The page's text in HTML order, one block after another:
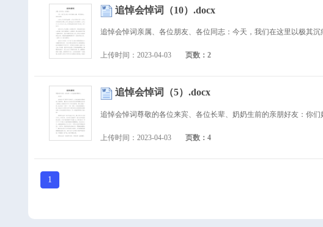
追悼会悼词（10）.docx
上传时间：2023-04-03 页数：2
追悼会悼词（5）.docx
上传时间：2023-04-03 页数：4
1